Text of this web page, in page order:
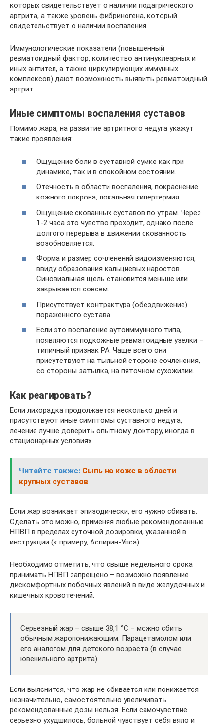
которых свидетельствует о наличии подагрического
артрита, а также уровень фибриногена, который
свидетельствует о наличии воспаления.
Иммунологические показатели (повышенный
ревматоидный фактор, количество антинуклеарных и
иных антител, а также циркулирующих иммунных
комплексов) дают возможность выявить ревматоидный
артрит.
Иные симптомы воспаления суставов
Помимо жара, на развитие артритного недуга укажут
такие проявления:
Ощущение боли в суставной сумке как при
динамике, так и в спокойном состоянии.
Отечность в области воспаления, покраснение
кожного покрова, локальная гипертермия.
Ощущение скованных суставов по утрам. Через
1-2 часа это чувство проходит, однако после
долгого перерыва в движении скованность
возобновляется.
Форма и размер сочленений видоизменяются,
ввиду образования кальциевых наростов.
Синовиальная щель становится меньше или
закрывается совсем.
Присутствует контрактура (обездвижение)
пораженного сустава.
Если это воспаление аутоиммунного типа,
появляются подкожные ревматоидные узелки –
типичный признак РА. Чаще всего они
присутствуют на тыльной стороне сочленения,
со стороны затылка, на пяточном сухожилии.
Как реагировать?
Если лихорадка продолжается несколько дней и
присутствуют иные симптомы суставного недуга,
лечение лучше доверить опытному доктору, иногда в
стационарных условиях.
Читайте также: Сыпь на коже в области
крупных суставов
Если жар возникает эпизодически, его нужно сбивать.
Сделать это можно, применяя любые рекомендованные
НПВП в пределах суточной дозировки, указанной в
инструкции (к примеру, Аспирин-Упса).
Необходимо отметить, что свыше недельного срока
принимать НПВП запрещено – возможно появление
дискомфортных побочных явлений в виде желудочных и
кишечных кровотечений.
Серьезный жар – свыше 38,1 °C – можно сбить
обычным жаропонижающим: Парацетамолом или
его аналогом для детского возраста (в случае
ювенильного артрита).
Если выяснится, что жар не сбивается или понижается
незначительно, самостоятельно увеличивать
рекомендованные дозы нельзя. Если самочувствие
серьезно ухудшилось, больной чувствует себя вяло и